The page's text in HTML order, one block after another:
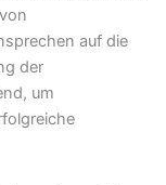
auf die
der
um